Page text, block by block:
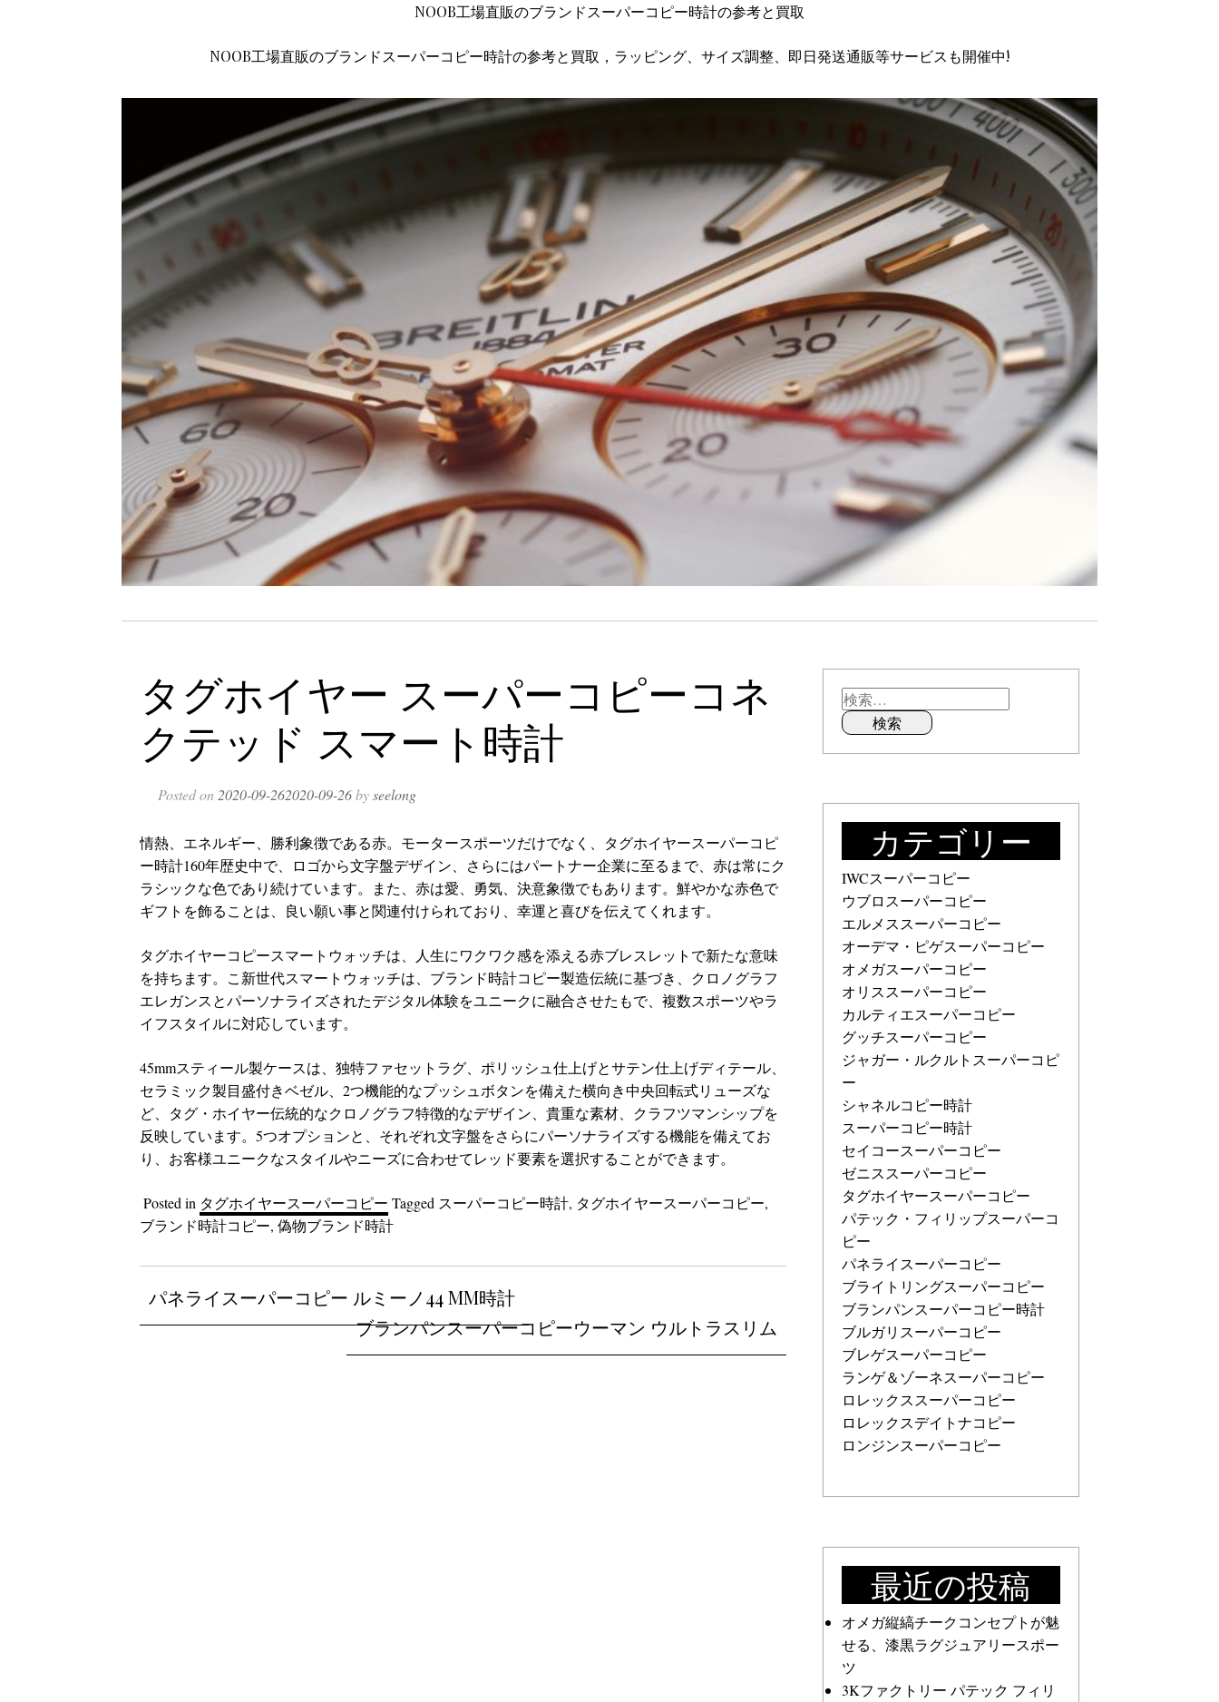
NOOB工場直販のブランドスーパーコピー時計の参考と買取
NOOB工場直販のブランドスーパーコピー時計の参考と買取，ラッピング、サイズ調整、即日発送通販等サービスも開催中!
タグホイヤー スーパーコピーコネ
クテッド スマート時計
Posted on 2020-09-262020-09-26byseelong
情熱、エネルギー、勝利象徴である赤。モータースポーツだけでなく、タグホイヤースーパーコピ
ー時計160年歴史中で、ロゴから文字盤デザイン、さらにはパートナー企業に至るまで、赤は常にク
ラシックな色であり続けています。また、赤は愛、勇気、決意象徴でもあります。鮮やかな赤色で
ギフトを飾ることは、良い願い事と関連付けられており、幸運と喜びを伝えてくれます。
タグホイヤーコピースマートウォッチは、人生にワクワク感を添える赤ブレスレットで新たな意味
を持ちます。こ新世代スマートウォッチは、ブランド時計コピー製造伝統に基づき、クロノグラフ
エレガンスとパーソナライズされたデジタル体験をユニークに融合させたもで、複数スポーツやラ
イフスタイルに対応しています。
45mmスティール製ケースは、独特ファセットラグ、ポリッシュ仕上げとサテン仕上げディテール、
セラミック製目盛付きベゼル、2つ機能的なプッシュボタンを備えた横向き中央回転式リューズな
ど、タグ・ホイヤー伝統的なクロノグラフ特徴的なデザイン、貴重な素材、クラフツマンシップを
反映しています。5つオプションと、それぞれ文字盤をさらにパーソナライズする機能を備えてお
り、お客様ユニークなスタイルやニーズに合わせてレッド要素を選択することができます。
Posted in タグホイヤースーパーコピー Tagged スーパーコピー時計, タグホイヤースーパーコピー,
ブランド時計コピー,偽物ブランド時計
パネライスーパーコピー ルミーノ44 MM時計
ブランパンスーパーコピーウーマン ウルトラスリム
カテゴリー
IWCスーパーコピー
ウブロスーパーコピー
エルメススーパーコピー
オーデマ・ピゲスーパーコピー
オメガスーパーコピー
オリススーパーコピー
カルティエスーパーコピー
グッチスーパーコピー
ジャガー・ルクルトスーパーコピ
ー
シャネルコピー時計
スーパーコピー時計
セイコースーパーコピー
ゼニススーパーコピー
タグホイヤースーパーコピー
パテック・フィリップスーパーコ
ピー
パネライスーパーコピー
ブライトリングスーパーコピー
ブランパンスーパーコピー時計
ブルガリスーパーコピー
ブレゲスーパーコピー
ランゲ＆ゾーネスーパーコピー
ロレックススーパーコピー
ロレックスデイトナコピー
ロンジンスーパーコピー
最近の投稿
オメガ縦縞チークコンセプトが魅
せる、漆黒ラグジュアリースポー
ツ
3Kファクトリー パテック フィリ